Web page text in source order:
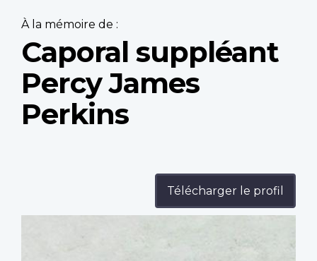
À la mémoire de :
Caporal suppléant
Percy James
Perkins
Télécharger le profil